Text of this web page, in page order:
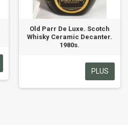
Old Parr De Luxe. Scotch
Whisky Ceramic Decanter.
1980s.
PLUS